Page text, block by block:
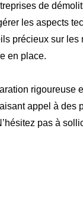
de
les aspects
précieux sur les
en place.
rigoureuse
appel à des
pas à